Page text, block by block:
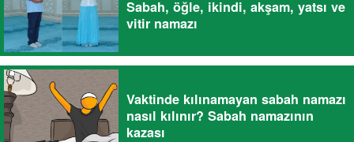
Sabah, öğle, ikindi, akşam, yatsı ve
vitir namazı
Vaktinde kılınamayan sabah namazı
nasıl kılınır? Sabah namazının
kazası